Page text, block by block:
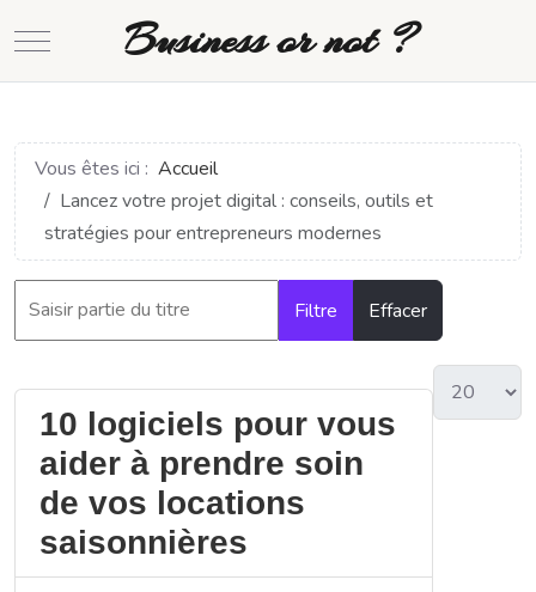
Mobile Menu ToggleBusiness or not ?
Vous êtes ici : Accueil
Lancez votre projet digital : conseils, outils et
stratégies pour entrepreneurs modernes
Filtre Effacer
10 logiciels pour vous
aider à prendre soin
de vos locations
saisonnières